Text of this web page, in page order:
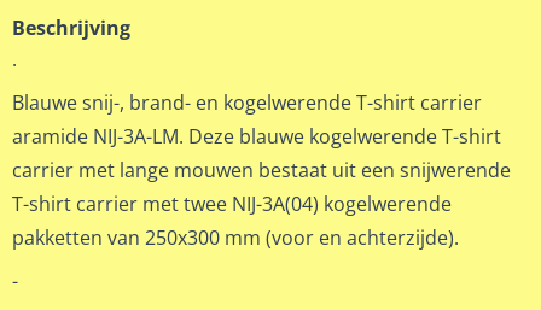
Beschrijving
.
Blauwe snij-, brand- en kogelwerende T-shirt carrier
aramide NIJ-3A-LM. Deze blauwe kogelwerende T-shirt
carrier met lange mouwen bestaat uit een snijwerende
T-shirt carrier met twee NIJ-3A(04) kogelwerende
pakketten van 250x300 mm (voor en achterzijde).
-